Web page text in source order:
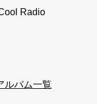
Radio
ルバム一覧